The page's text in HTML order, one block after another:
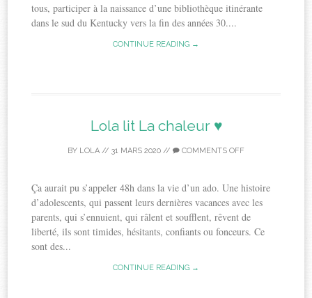
tous, participer à la naissance d’une bibliothèque itinérante
dans le sud du Kentucky vers la fin des années 30....
CONTINUE READING →
Lola lit La chaleur ♥
BY LOLA // 31 MARS 2020 // COMMENTS OFF
Ça aurait pu s’appeler 48h dans la vie d’un ado. Une histoire
d’adolescents, qui passent leurs dernières vacances avec les
parents, qui s’ennuient, qui râlent et soufflent, rêvent de
liberté, ils sont timides, hésitants, confiants ou fonceurs. Ce
sont des...
CONTINUE READING →